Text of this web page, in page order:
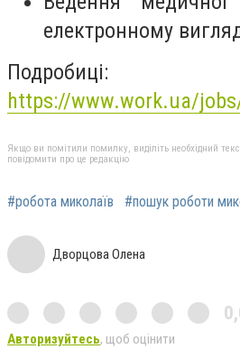
електронному
Подробиці:
https://www.work.ua/
Якщо ви помітили помилку, виділіть необхідний
повідомити про це редакцію
#робота миколаїв #пошук роботи
Дворцова Олена
Авторизуйтесь, щоб оцінити